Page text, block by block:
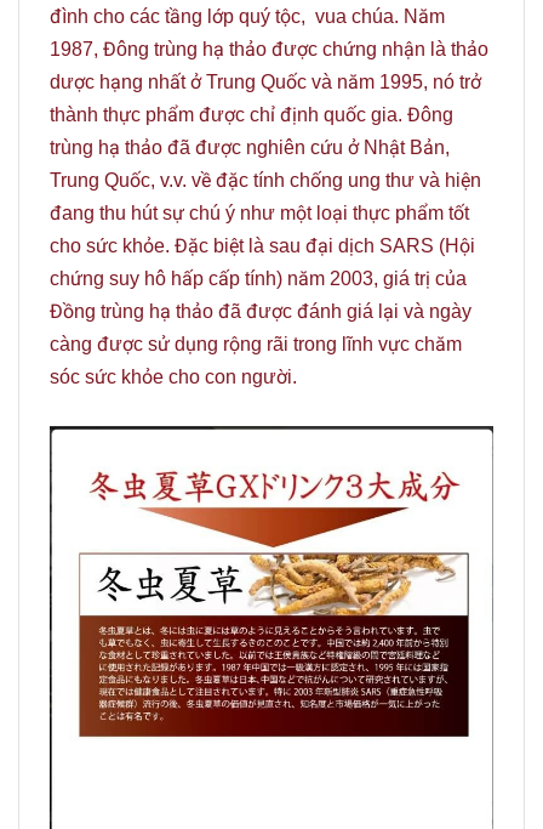
đình cho các tầng lớp quý tộc, vua chúa. Năm
1987, Đông trùng hạ thảo được chứng nhận là thảo
dược hạng nhất ở Trung Quốc và năm 1995, nó trở
thành thực phẩm được chỉ định quốc gia. Đông
trùng hạ thảo đã được nghiên cứu ở Nhật Bản,
Trung Quốc, v.v. về đặc tính chống ung thư và hiện
đang thu hút sự chú ý như một loại thực phẩm tốt
cho sức khỏe. Đặc biệt là sau đại dịch SARS (Hội
chứng suy hô hấp cấp tính) năm 2003, giá trị của
Đồng trùng hạ thảo đã được đánh giá lại và ngày
càng được sử dụng rộng rãi trong lĩnh vực chăm
sóc sức khỏe cho con người.